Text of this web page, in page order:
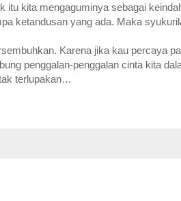
itu kita mengaguminya sebagai
ketandusan yang ada. Maka
Karena jika kau percaya
penggalan-penggalan cinta kita
terlupakan…